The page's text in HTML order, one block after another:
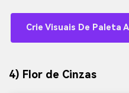
Crie Visuais De Paleta
4) Flor de Cinzas